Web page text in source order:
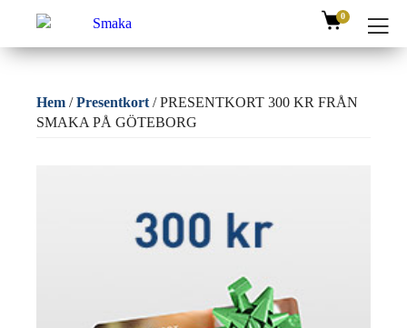
0
Hem /Presentkort / PRESENTKORT 300 KR FRÅN
SMAKA PÅ GÖTEBORG